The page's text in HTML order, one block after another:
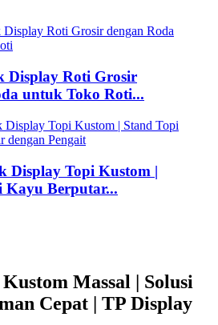
Display Roti Grosir
untuk Toko Roti...
Display Topi Kustom |
Kayu Berputar...
Massal | Solusi
Cepat | TP Display